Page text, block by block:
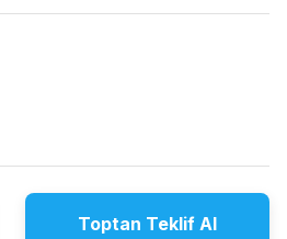
Toptan Teklif Al